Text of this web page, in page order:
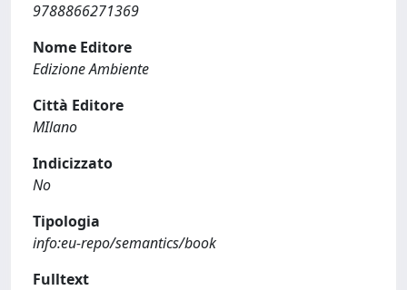
9788866271369
Nome Editore
Edizione Ambiente
Città Editore
MIlano
Indicizzato
No
Tipologia
info:eu-repo/semantics/book
Fulltext